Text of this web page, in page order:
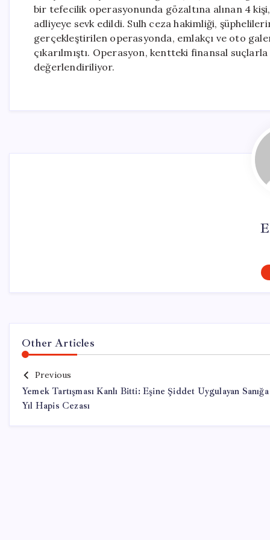
bir tefecilik operasyonunda gözaltına alınan 4
adliyeye sevk edildi. Sulh ceza hakimliği,
gerçekleştirilen operasyonda, emlakçı ve oto
çıkarılmıştı. Operasyon, kentteki finansal
değerlendiriliyor.
Other Articles
Previous
Yemek Tartışması Kanlı Bitti: Eşine Şiddet Uygulayan
Yıl Hapis Cezası